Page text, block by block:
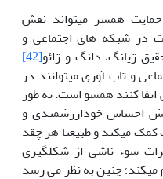
همسر می­تواند نقش
در شبکه های اجتماعی و
ژیانگ، دانگ و ژائو[42]
و تاب آوری می­توانند در
کنند همسو است. به طور
احساس خودارزشمندی و
کمک می­کند و طبیعتا هر چقد
سوء ناشی از شکل­گیری
چنین به نظر می رسد